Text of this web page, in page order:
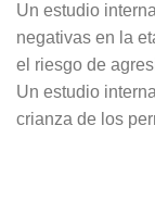
Un estudio
negativas en la
el riesgo de
Un estudio
crianza de los